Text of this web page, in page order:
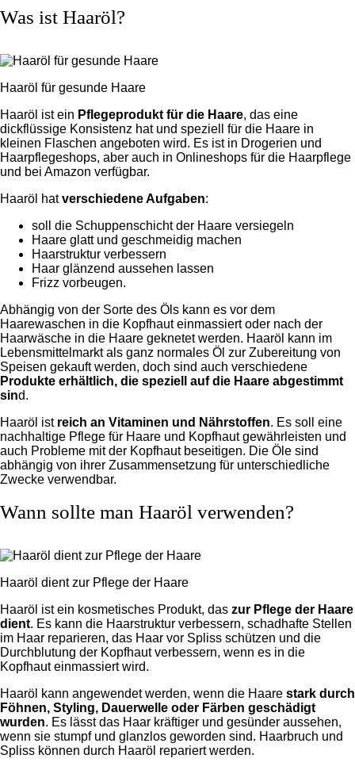
Was ist Haaröl?
Haaröl für gesunde Haare
Haaröl ist ein Pflegeprodukt für die Haare, das eine
dickflüssige Konsistenz hat und speziell für die Haare in
kleinen Flaschen angeboten wird. Es ist in Drogerien und
Haarpflegeshops, aber auch in Onlineshops für die Haarpflege
und bei Amazon verfügbar.
Haaröl hatverschiedene Aufgaben:
soll die Schuppenschicht der Haare versiegeln
Haare glatt und geschmeidig machen
Haarstruktur verbessern
Haar glänzend aussehen lassen
Frizz vorbeugen.
Abhängig von der Sorte des Öls kann es vor dem
Haarewaschen in die Kopfhaut einmassiert oder nach der
Haarwäsche in die Haare geknetet werden. Haaröl kann im
Lebensmittelmarkt als ganz normales Öl zur Zubereitung von
Speisen gekauft werden, doch sind auch verschiedene
Produkte erhältlich, die speziell auf die Haare abgestimmt
sind.
Haaröl ist reich an Vitaminen und Nährstoffen. Es soll eine
nachhaltige Pflege für Haare und Kopfhaut gewährleisten und
auch Probleme mit der Kopfhaut beseitigen. Die Öle sind
abhängig von ihrer Zusammensetzung für unterschiedliche
Zwecke verwendbar.
Wann sollte man Haaröl verwenden?
Haaröl dient zur Pflege der Haare
Haaröl ist ein kosmetisches Produkt, das zur Pflege der Haare
dient. Es kann die Haarstruktur verbessern, schadhafte Stellen
im Haar reparieren, das Haar vor Spliss schützen und die
Durchblutung der Kopfhaut verbessern, wenn es in die
Kopfhaut einmassiert wird.
Haaröl kann angewendet werden, wenn die Haare stark durch
Föhnen, Styling, Dauerwelle oder Färben geschädigt
wurden. Es lässt das Haar kräftiger und gesünder aussehen,
wenn sie stumpf und glanzlos geworden sind. Haarbruch und
Spliss können durch Haaröl repariert werden.